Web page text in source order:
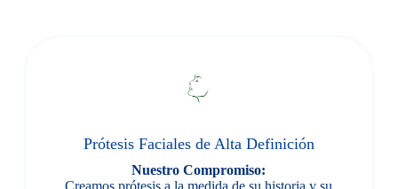
Prótesis Faciales de Alta Definición
Nuestro Compromiso:
Creamos prótesis a la medida de su historia y su